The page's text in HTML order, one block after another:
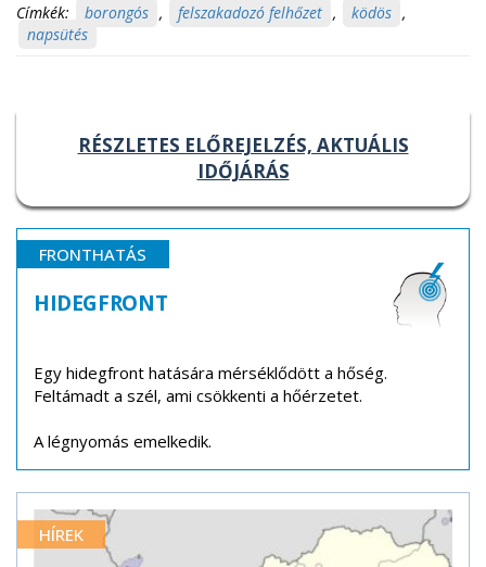
Címkék: borongós , felszakadozó felhőzet , ködös ,
napsütés
RÉSZLETES ELŐREJELZÉS, AKTUÁLIS
IDŐJÁRÁS
FRONTHATÁS
HIDEGFRONT
Egy hidegfront hatására mérséklődött a hőség.
Feltámadt a szél, ami csökkenti a hőérzetet.
A légnyomás emelkedik.
HÍREK